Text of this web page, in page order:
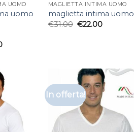
UOMO
uomo
MAGLIETTA INTIMA UOMO
maglietta intima uomo
€31.00 €22.00
In offerta!